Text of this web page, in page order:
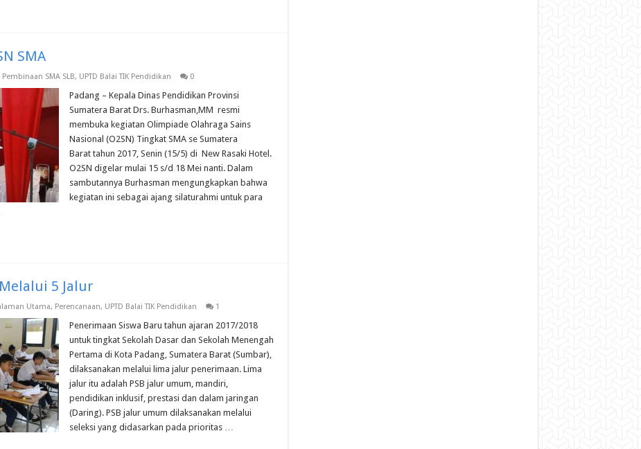
SMA
Pembinaan SMA SLB, UPTD Balai TIK Pendidikan 0
Padang – Kepala Dinas Pendidikan Provinsi
Sumatera Barat Drs. Burhasman,MM resmi
membuka kegiatan Olimpiade Olahraga Sains
Nasional (O2SN) Tingkat SMA se Sumatera
Barat tahun 2017, Senin (15/5) di New Rasaki Hotel.
O2SN digelar mulai 15 s/d 18 Mei nanti. Dalam
sambutannya Burhasman mengungkapkan bahwa
kegiatan ini sebagai ajang silaturahmi untuk para
5 Jalur
Utama, Perencanaan, UPTD Balai TIK Pendidikan 1
Penerimaan Siswa Baru tahun ajaran 2017/2018
untuk tingkat Sekolah Dasar dan Sekolah Menengah
Pertama di Kota Padang, Sumatera Barat (Sumbar),
dilaksanakan melalui lima jalur penerimaan. Lima
jalur itu adalah PSB jalur umum, mandiri,
pendidikan inklusif, prestasi dan dalam jaringan
(Daring). PSB jalur umum dilaksanakan melalui
seleksi yang didasarkan pada prioritas …